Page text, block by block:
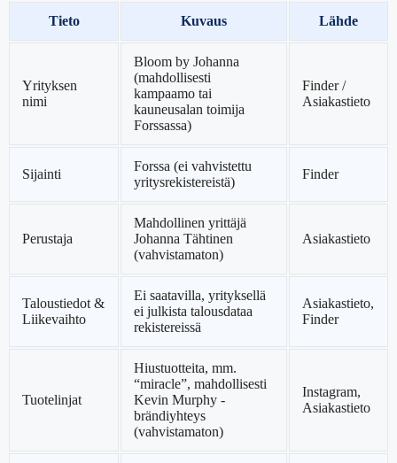
Tieto Kuvaus Lähde
Yrityksen
nimi
Bloom by Johanna
(mahdollisesti
kampaamo tai
kauneusalan toimija
Forssassa)
Finder /
Asiakastieto
Sijainti
Forssa (ei vahvistettu
yritysrekistereistä)
Finder
Perustaja
Mahdollinen yrittäjä
Johanna Tähtinen
(vahvistamaton)
Asiakastieto
Taloustiedot &
Liikevaihto
Ei saatavilla, yrityksellä
ei julkista talousdataa
rekistereissä
Asiakastieto,
Finder
Tuotelinjat
Hiustuotteita, mm.
“miracle”, mahdollisesti
Kevin Murphy -
brändiyhteys
(vahvistamaton)
Instagram,
Asiakastieto